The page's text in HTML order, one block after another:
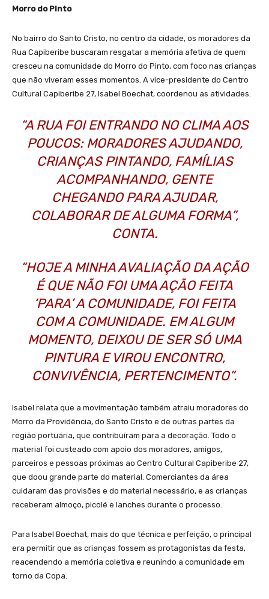
Morro do Pinto
No bairro do Santo Cristo, no centro da cidade, os moradores da
Rua Capiberibe buscaram resgatar a memória afetiva de quem
cresceu na comunidade do Morro do Pinto, com foco nas crianças
que não viveram esses momentos. A vice-presidente do Centro
Cultural Capiberibe 27, Isabel Boechat, coordenou as atividades.
“A RUA FOI ENTRANDO NO CLIMA AOS
POUCOS: MORADORES AJUDANDO,
CRIANÇAS PINTANDO, FAMÍLIAS
ACOMPANHANDO, GENTE
CHEGANDO PARA AJUDAR,
COLABORAR DE ALGUMA FORMA”,
CONTA.
“HOJE A MINHA AVALIAÇÃO DA AÇÃO
É QUE NÃO FOI UMA AÇÃO FEITA
‘PARA’ A COMUNIDADE, FOI FEITA
COM A COMUNIDADE. EM ALGUM
MOMENTO, DEIXOU DE SER SÓ UMA
PINTURA E VIROU ENCONTRO,
CONVIVÊNCIA, PERTENCIMENTO”.
Isabel relata que a movimentação também atraiu moradores do
Morro da Providência, do Santo Cristo e de outras partes da
região portuária, que contribuíram para a decoração. Todo o
material foi custeado com apoio dos moradores, amigos,
parceiros e pessoas próximas ao Centro Cultural Capiberibe 27,
que doou grande parte do material. Comerciantes da área
cuidaram das provisões e do material necessário, e as crianças
receberam almoço, picolé e lanches durante o processo.
Para Isabel Boechat, mais do que técnica e perfeição, o principal
era permitir que as crianças fossem as protagonistas da festa,
reacendendo a memória coletiva e reunindo a comunidade em
torno da Copa.